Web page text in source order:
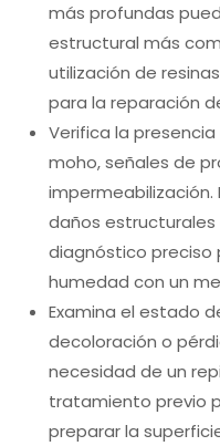
más profundas
estructural más
utilización de
para la reparación
Verifica la
moho, señales de
daños estructurales
diagnóstico preciso
humedad con un
Examina el estado
decoloración o
necesidad de un
tratamiento previo
preparar la